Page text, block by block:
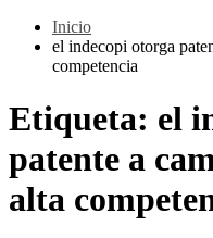
Inicio
el indecopi otorga
competencia
Etiqueta: el
patente a
alta